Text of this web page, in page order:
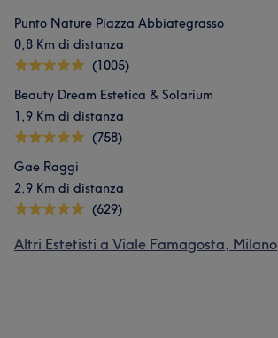
Punto Nature Piazza Abbiategrasso
0,8 Km di distanza
(1005)
Beauty Dream Estetica & Solarium
1,9 Km di distanza
(758)
Gae Raggi
2,9 Km di distanza
(629)
Altri Estetisti a Viale Famagosta, Milano